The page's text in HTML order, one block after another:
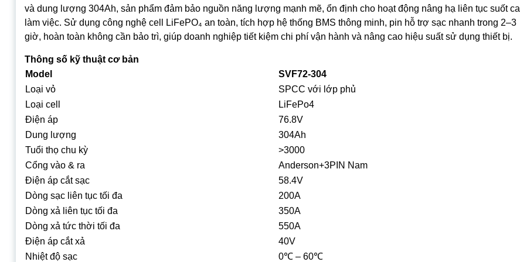
và dung lượng 304Ah, sản phẩm đảm bảo nguồn năng lượng mạnh mẽ, ổn định cho hoạt động nâng hạ liên tục suốt ca
làm việc. Sử dụng công nghệ cell LiFePO₄ an toàn, tích hợp hệ thống BMS thông minh, pin hỗ trợ sạc nhanh trong 2–3
giờ, hoàn toàn không cần bảo trì, giúp doanh nghiệp tiết kiệm chi phí vận hành và nâng cao hiệu suất sử dụng thiết bị.
Thông số kỹ thuật cơ bản
Model
SVF72-304
Loại vỏ
SPCC với lớp phủ
Loại cell
LiFePo4
Điện áp
76.8V
Dung lượng
304Ah
Tuổi thọ chu kỳ
>3000
Cổng vào & ra
Anderson+3PIN Nam
Điện áp cắt sạc
58.4V
Dòng sạc liên tục tối đa
200A
Dòng xả liên tục tối đa
350A
Dòng xả tức thời tối đa
550A
Điện áp cắt xả
40V
Nhiệt độ sạc
0℃ – 60℃